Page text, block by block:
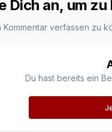
Dich an, um
verfassen zu
Du hast bereits ein